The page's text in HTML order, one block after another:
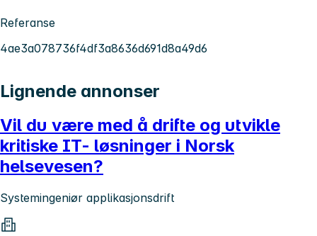
Referanse
4ae3a078736f4df3a8636d691d8a49d6
Lignende annonser
Vil du være med å drifte og utvikle
kritiske IT- løsninger i Norsk
helsevesen?
Systemingeniør applikasjonsdrift